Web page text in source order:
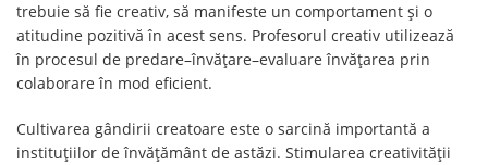
trebuie să fie creativ, să manifeste un comportament și o
atitudine pozitivă în acest sens. Profesorul creativ utilizează
în procesul de predare–învățare–evaluare învățarea prin
colaborare în mod eficient.
Cultivarea gândirii creatoare este o sarcină importantă a
instituțiilor de învățământ de astăzi. Stimularea creativității